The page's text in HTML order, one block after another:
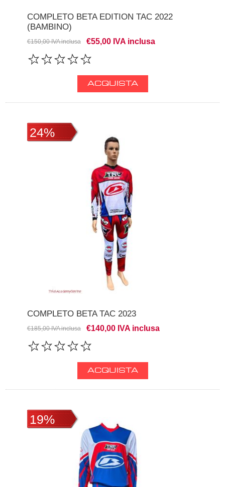
COMPLETO BETA EDITION TAC 2022
(BAMBINO)
€150,00 IVA inclusa €55,00 IVA inclusa
24%
COMPLETO BETA TAC 2023
€185,00 IVA inclusa €140,00 IVA inclusa
19%